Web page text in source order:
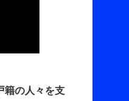
籍の人々を支